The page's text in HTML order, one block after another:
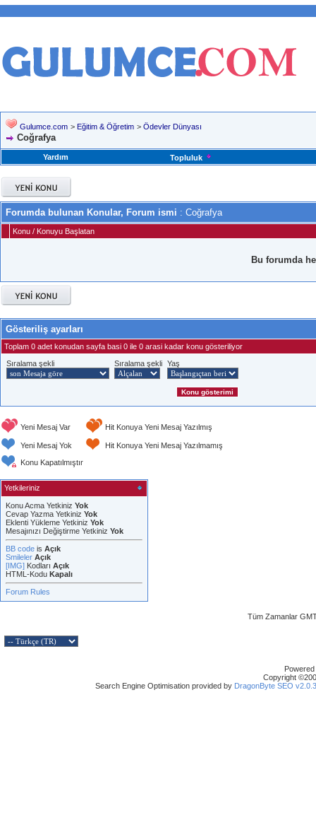
Gulumce.com > Eğitim & Öğretim > Ödevler Dünyası
Coğrafya
Yardım Topluluk
Forumda bulunan Konular, Forum ismi : Coğrafya
Konu / Konuyu Başlatan
Bu forumda
Gösteriliş ayarları
Toplam 0 adet konudan sayfa basi 0 ile 0 arasi kadar konu gösteriliyor
Sıralama şekli
Sıralama şekli Yaş
Yeni Mesaj Var Hit Konuya Yeni Mesaj Yazılmış
Yeni Mesaj Yok
Hit Konuya Yeni Mesaj Yazılmamış
Konu Kapatılmıştır
Yetkileriniz
Konu Acma Yetkiniz Yok
Cevap Yazma Yetkiniz Yok
Eklenti Yükleme Yetkiniz Yok
Mesajınızı Değiştirme Yetkiniz Yok
BB code is Açık
Smileler Açık
[IMG] Kodları Açık
HTML-Kodu Kapalı
Forum Rules
Tüm Zamanlar
Copyright
Search Engine Optimisation provided by DragonByte SEO